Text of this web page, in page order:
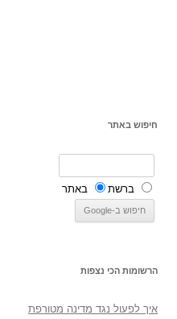
חיפוש באתר
ברשת באתר
הרשומות הכי נצפות
איך לפעול נגד מדינה מטורפת